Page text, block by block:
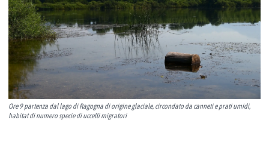
Ore 9 partenza dal lago di Ragogna di origine glaciale, circondato da canneti e prati umidi,
habitat di numero specie di uccelli migratori